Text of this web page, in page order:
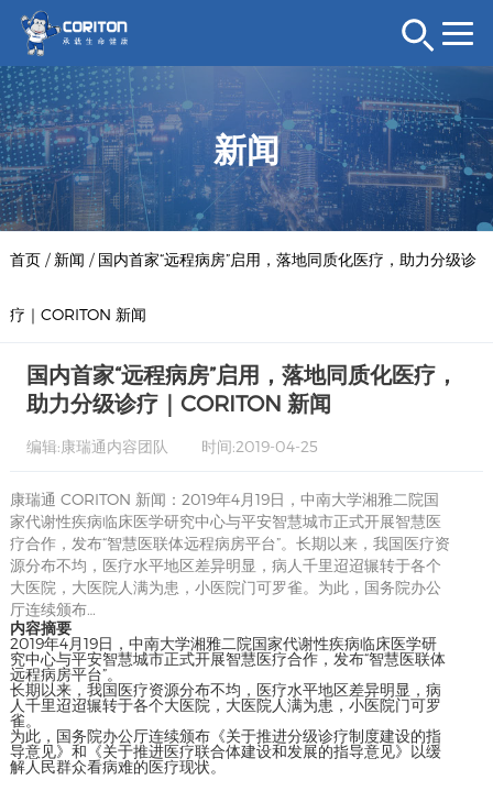
新闻
首页/ 新闻 / 国内首家“远程病房”启用，落地同质化医疗，助力分级诊
疗｜CORITON 新闻
国内首家“远程病房”启用，落地同质化医疗，
助力分级诊疗｜CORITON 新闻
编辑:康瑞通内容团队 时间:2019-04-25
康瑞通 CORITON 新闻：2019年4月19日，中南大学湘雅二院国
家代谢性疾病临床医学研究中心与平安智慧城市正式开展智慧医
疗合作，发布“智慧医联体远程病房平台”。长期以来，我国医疗资
源分布不均，医疗水平地区差异明显，病人千里迢迢辗转于各个
大医院，大医院人满为患，小医院门可罗雀。为此，国务院办公
厅连续颁布…
内容摘要
2019年4月19日，中南大学湘雅二院国家代谢性疾病临床医学研
究中心与平安智慧城市正式开展智慧医疗合作，发布“智慧医联体
远程病房平台”。
长期以来，我国医疗资源分布不均，医疗水平地区差异明显，病
人千里迢迢辗转于各个大医院，大医院人满为患，小医院门可罗
雀。
为此，国务院办公厅连续颁布《关于推进分级诊疗制度建设的指
导意见》和《关于推进医疗联合体建设和发展的指导意见》以缓
解人民群众看病难的医疗现状。